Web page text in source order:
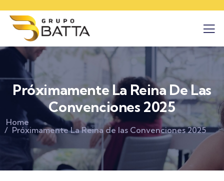
Próximamente La Reina De Las
Convenciones 2025
Home
Próximamente La Reina de las Convenciones 2025